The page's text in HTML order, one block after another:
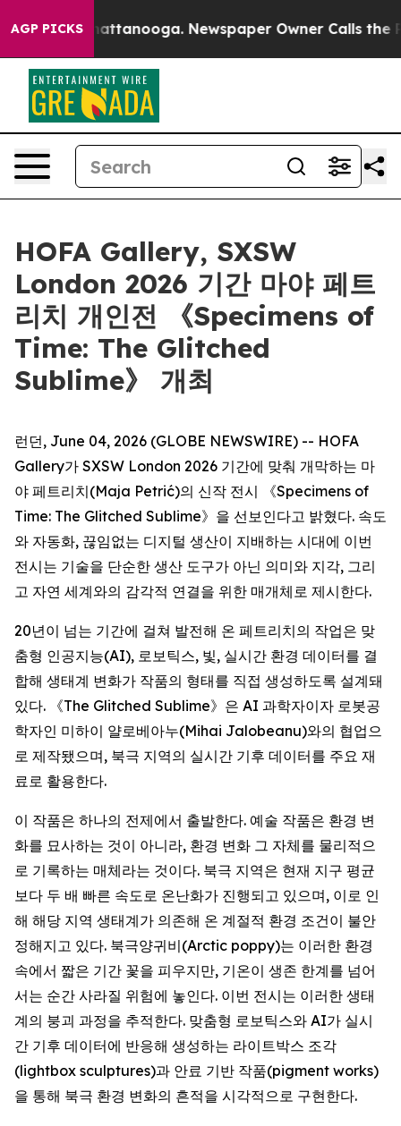
AGP PICKS
in Chattanooga. Newspaper Owner Calls the
HOFA Gallery, SXSW
London 2026 기간 마야 페트
리치 개인전 《Specimens of
Time: The Glitched
Sublime》 개최
런던, June 04, 2026 (GLOBE NEWSWIRE) -- HOFA
Gallery가 SXSW London 2026 기간에 맞춰 개막하는 마
야 페트리치(Maja Petrić)의 신작 전시 《Specimens of
Time: The Glitched Sublime》을 선보인다고 밝혔다. 속도
와 자동화, 끊임없는 디지털 생산이 지배하는 시대에 이번
전시는 기술을 단순한 생산 도구가 아닌 의미와 지각, 그리
고 자연 세계와의 감각적 연결을 위한 매개체로 제시한다.
20년이 넘는 기간에 걸쳐 발전해 온 페트리치의 작업은 맞
춤형 인공지능(AI), 로보틱스, 빛, 실시간 환경 데이터를 결
합해 생태계 변화가 작품의 형태를 직접 생성하도록 설계돼
있다. 《The Glitched Sublime》은 AI 과학자이자 로봇공
학자인 미하이 얄로베아누(Mihai Jalobeanu)와의 협업으
로 제작됐으며, 북극 지역의 실시간 기후 데이터를 주요 재
료로 활용한다.
이 작품은 하나의 전제에서 출발한다. 예술 작품은 환경 변
화를 묘사하는 것이 아니라, 환경 변화 그 자체를 물리적으
로 기록하는 매체라는 것이다. 북극 지역은 현재 지구 평균
보다 두 배 빠른 속도로 온난화가 진행되고 있으며, 이로 인
해 해당 지역 생태계가 의존해 온 계절적 환경 조건이 불안
정해지고 있다. 북극양귀비(Arctic poppy)는 이러한 환경
속에서 짧은 기간 꽃을 피우지만, 기온이 생존 한계를 넘어
서는 순간 사라질 위험에 놓인다. 이번 전시는 이러한 생태
계의 붕괴 과정을 추적한다. 맞춤형 로보틱스와 AI가 실시
간 기후 데이터에 반응해 생성하는 라이트박스 조각
(lightbox sculptures)과 안료 기반 작품(pigment works)
을 통해 북극 환경 변화의 흔적을 시각적으로 구현한다.